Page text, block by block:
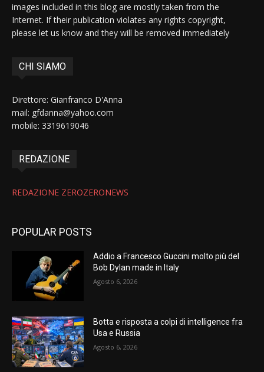
images included in this blog are mostly taken from the
Internet. If their publication violates any rights copyright,
please let us know and they will be removed immediately
CHI SIAMO
Direttore: Gianfranco D'Anna
mail: gfdanna@yahoo.com
mobile: 3319619046
REDAZIONE
REDAZIONE ZEROZERONEWS
POPULAR POSTS
Addio a Francesco Guccini molto più del
Bob Dylan made in Italy
Agosto 6, 2026
Botta e risposta a colpi di intelligence fra
Usa e Russia
Agosto 6, 2026